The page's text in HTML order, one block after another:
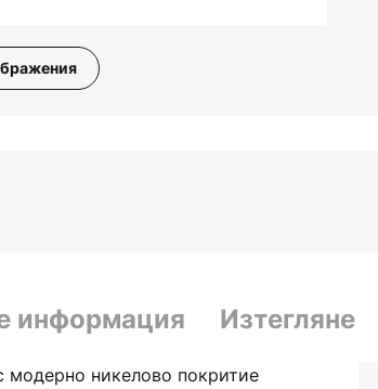
информация Изтегляне
модерно никелово покритие